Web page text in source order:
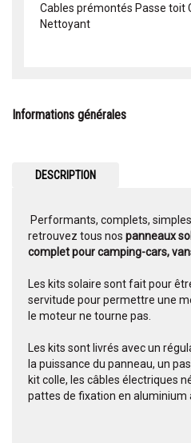
Cables prémontés Passe toit
Nettoyant
Informations générales
DESCRIPTION
Performants, complets,
retrouvez tous nos panneaux
complet pour camping-cars,
Les kits solaire sont fait pour
servitude pour permettre une
le moteur ne tourne pas.
Les kits sont livrés avec un
la puissance du panneau, un
kit colle, les câbles électriques
pattes de fixation en aluminium